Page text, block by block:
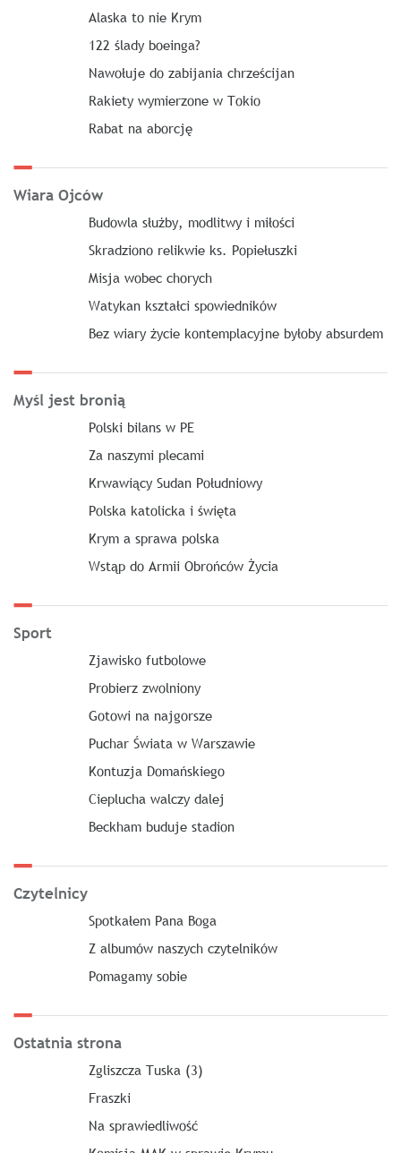
Alaska to nie Krym
122 ślady boeinga?
Nawołuje do zabijania chrześcijan
Rakiety wymierzone w Tokio
Rabat na aborcję
Wiara Ojców
Budowla służby, modlitwy i miłości
Skradziono relikwie ks. Popiełuszki
Misja wobec chorych
Watykan kształci spowiedników
Bez wiary życie kontemplacyjne byłoby absurdem
Myśl jest bronią
Polski bilans w PE
Za naszymi plecami
Krwawiący Sudan Południowy
Polska katolicka i święta
Krym a sprawa polska
Wstąp do Armii Obrońców Życia
Sport
Zjawisko futbolowe
Probierz zwolniony
Gotowi na najgorsze
Puchar Świata w Warszawie
Kontuzja Domańskiego
Cieplucha walczy dalej
Beckham buduje stadion
Czytelnicy
Spotkałem Pana Boga
Z albumów naszych czytelników
Pomagamy sobie
Ostatnia strona
Zgliszcza Tuska (3)
Fraszki
Na sprawiedliwość